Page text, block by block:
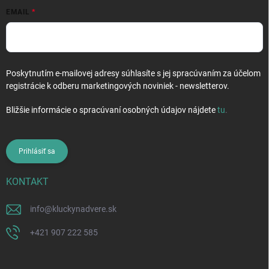
EMAIL
Poskytnutím e-mailovej adresy súhlasíte s jej spracúvaním za účelom
registrácie k odberu marketingových noviniek - newsletterov.
Bližšie informácie o spracúvaní osobných údajov nájdetetu.
Prihlásiť sa
KONTAKT
info@kluckynadvere.sk
+421 907 222 585